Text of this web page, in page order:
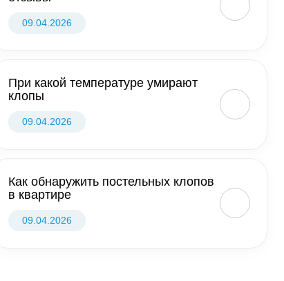
09.04.2026
При какой температуре умирают
клопы
09.04.2026
Как обнаружить постельных клопов
в квартире
09.04.2026